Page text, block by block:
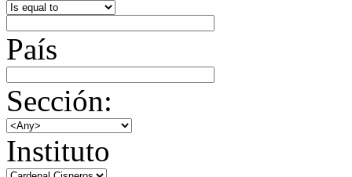
País
Sección:
Instituto